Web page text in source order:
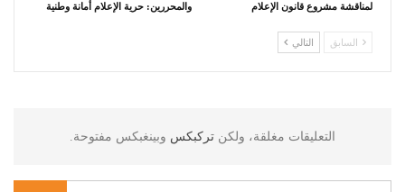
لمناقشة مشروع قانون الإعلام
والمحررين: حرية الإعلام أمانة وطنية
السابق التالي
التعليقات مغلقة، ولكن تركبكس وبينغبكس مفتوحة.